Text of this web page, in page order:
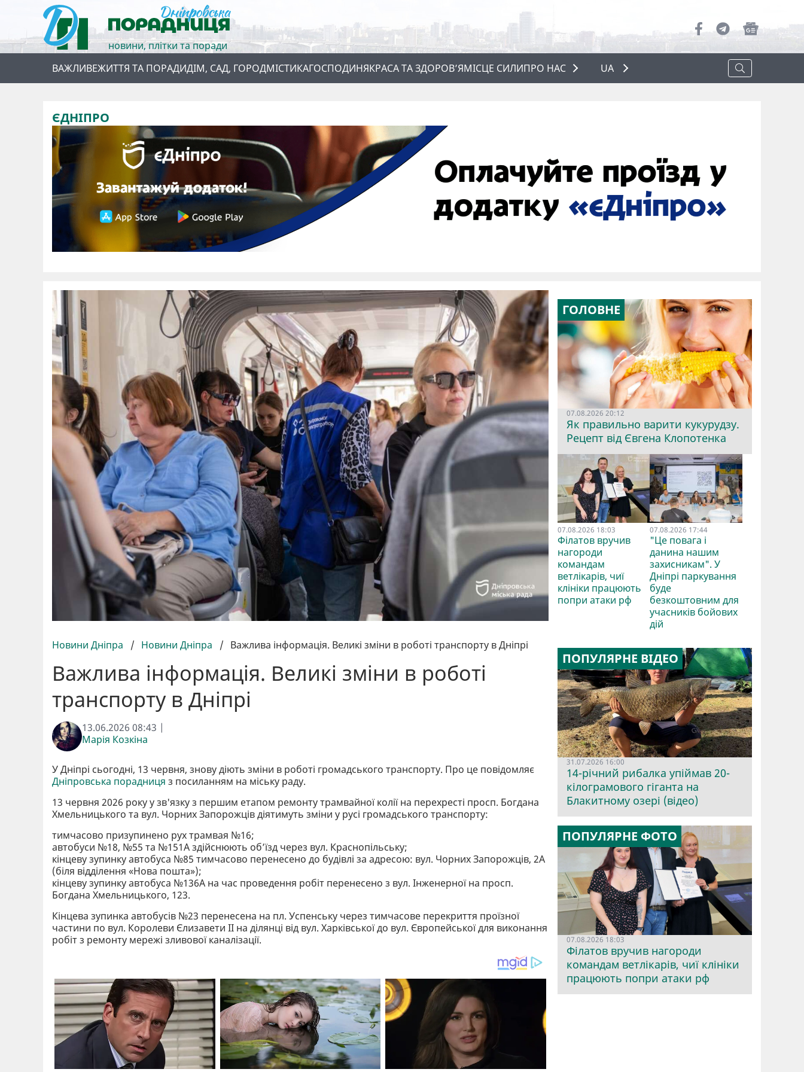
новини, плітки та поради
ВАЖЛИВЕЖИТТЯ ТА ПОРАДИДІМ, САД, ГОРОДМІСТИКАГОСПОДИНЯКРАСА ТА ЗДОРОВ’ЯМІСЦЕ СИЛИПРО НАС
ПРО НАС
UA
ЄДНІПРО
Новини Дніпра / Новини Дніпра / Важлива інформація. Великі зміни в роботі транспорту в Дніпрі
Важлива інформація. Великі зміни в роботі
транспорту в Дніпрі
13.06.2026 08:43 |
Марія Козкіна
У Дніпрі сьогодні, 13 червня, знову діють зміни в роботі громадського транспорту. Про це повідомляє
Дніпровська порадниця з посиланням на міську раду.
13 червня 2026 року у зв'язку з першим етапом ремонту трамвайної колії на перехресті просп. Богдана
Хмельницького та вул. Чорних Запорожців діятимуть зміни у русі громадського транспорту:
тимчасово призупинено рух трамвая №16;
автобуси №18, №55 та №151А здійснюють об’їзд через вул. Краснопільську;
кінцеву зупинку автобуса №85 тимчасово перенесено до будівлі за адресою: вул. Чорних Запорожців, 2А
(біля відділення «Нова пошта»);
кінцеву зупинку автобуса №136А на час проведення робіт перенесено з вул. Інженерної на просп.
Богдана Хмельницького, 123.
Кінцева зупинка автобусів №23 перенесена на пл. Успенську через тимчасове перекриття проїзної
частини по вул. Королеви Єлизавети II на ділянці від вул. Харківської до вул. Європейської для виконання
робіт з ремонту мережі зливової каналізації.
ГОЛОВНЕ
07.08.2026 20:12
Як правильно варити кукурудзу.
Рецепт від Євгена Клопотенка
07.08.2026 18:03
Філатов вручив
нагороди
командам
ветлікарів, чиї
клініки працюють
попри атаки рф
07.08.2026 17:44
"Це повага і
данина нашим
захисникам". У
Дніпрі паркування
буде
безкоштовним для
учасників бойових
дій
ПОПУЛЯРНЕ ВІДЕО
31.07.2026 16:00
14-річний рибалка упіймав 20-
кілограмового гіганта на
Блакитному озері (відео)
ПОПУЛЯРНЕ ФОТО
07.08.2026 18:03
Філатов вручив нагороди
командам ветлікарів, чиї клініки
працюють попри атаки рф